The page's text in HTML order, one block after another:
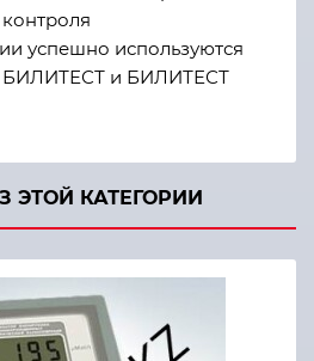
успешно используются
БИЛИТЕСТ и БИЛИТЕСТ
ЭТОЙ КАТЕГОРИИ